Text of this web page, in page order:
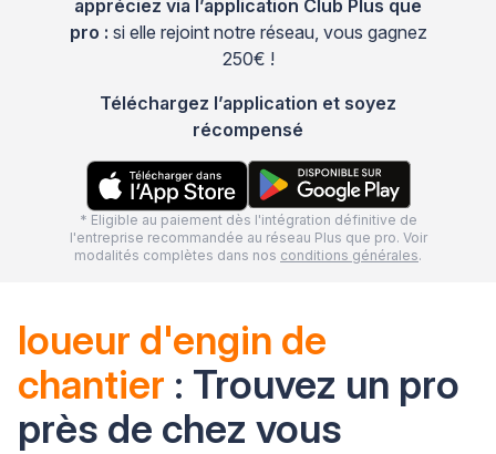
appréciez via l’application Club Plus que
pro : si elle rejoint notre réseau, vous gagnez
250€ !
Téléchargez l’application et soyez
récompensé
* Eligible au paiement dès l'intégration définitive de
l'entreprise recommandée au réseau Plus que pro. Voir
modalités complètes dans nos conditions générales.
loueur d'engin de
chantier : Trouvez un pro
près de chez vous